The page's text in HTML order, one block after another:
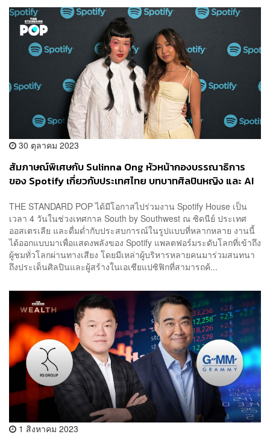
30 ตุลาคม 2023
สัมภาษณ์พิเศษกับ Sulinna Ong หัวหน้ากองบรรณาธิการ
ของ Spotify เกี่ยวกับประเทศไทย บทบาทศิลปินหญิง และ AI
THE STANDARD POP ได้มีโอกาสไปร่วมงาน Spotify House เป็น
เวลา 4 วันในช่วงเทศกาล South by Southwest ณ ซิดนีย์ ประเทศ
ออสเตรเลีย และดื่มด่ำกับประสบการณ์ในรูปแบบที่หลากหลาย งานนี้
ได้ออกแบบมาเพื่อแสดงพลังของ Spotify แพลตฟอร์มระดับโลกที่เข้าถึง
ผู้ชมทั่วโลกผ่านทางเสียง โดยมีเหล่าผู้บริหารหลายคนมาร่วมสนทนา
ถึงประเด็นศิลปินและผู้สร้างในเอเชียแปซิฟิกที่สามารถค้...
1 สิงหาคม 2023